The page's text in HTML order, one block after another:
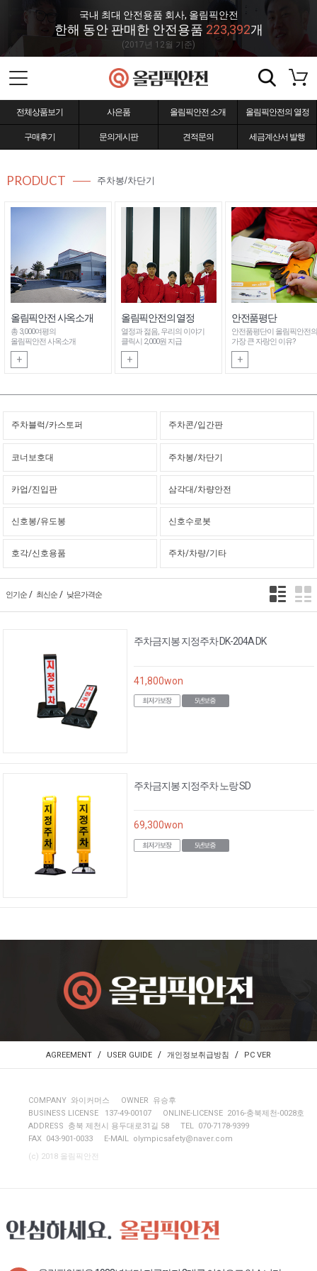
국내 최대 안전용품 회사, 올림픽안전
한해 동안 판매한 안전용품 223,392개
(2017년 12월 기준)
전체상품보기 사은품 올림픽안전 소개 올림픽안전의 열정
구매후기 문의게시판 견적문의 세금계산서 발행
PRODUCT 주차봉/차단기
올림픽안전 사옥소개
총 3,000여평의
올림픽안전 사옥소개
+
올림픽안전의 열정
열정과 젊음, 우리의 이야기
클릭시 2,000원 지급
+
안전품평단
안전품평단이 올림픽안전의
가장 큰 자랑인 이유?
+
주차블럭/카스토퍼 주차콘/입간판
코너보호대 주차봉/차단기
카업/진입판 삼각대/차량안전
신호봉/유도봉 신호수로봇
호각/신호용품 주차/차량/기타
인기순 / 최신순 / 낮은가격순
주차금지봉 지정주차 DK-204A DK
41,800won
주차금지봉 지정주차 노랑 SD
69,300won
AGREEMENT / USER GUIDE / 개인정보취급방침 / PC VER
COMPANY 와이커머스
OWNER 유승후
BUSINESS LICENSE 137-49-00107
ONLINE-LICENSE 2016-충북제천-0028호
ADDRESS 충북 제천시 용두대로31길 58
TEL 070-7178-9399
FAX 043-901-0033
E-MAIL olympicsafety@naver.com
(c) 2018 올림픽안전